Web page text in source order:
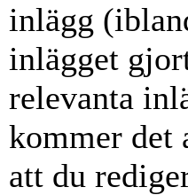
inlägg
inlägget
relevanta
kommer det
att du